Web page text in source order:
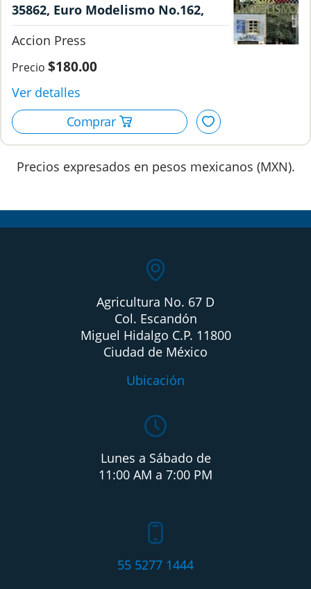
35862, Euro Modelismo No.162,
Accion Press.
Accion Press
$180.00
Precios expresados en pesos mexicanos (MXN).
Agricultura No. 67 D
Col. Escandón
Miguel Hidalgo C.P. 11800
Ciudad de México
Ubicación
Lunes a Sábado de
11:00 AM a 7:00 PM
55 5277 1444